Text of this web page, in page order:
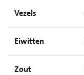
Vezels
Eiwitten
Zout